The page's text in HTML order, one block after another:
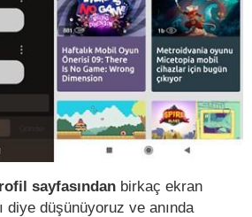
sayfasından birkaç ekran
diye düşünüyoruz ve anında